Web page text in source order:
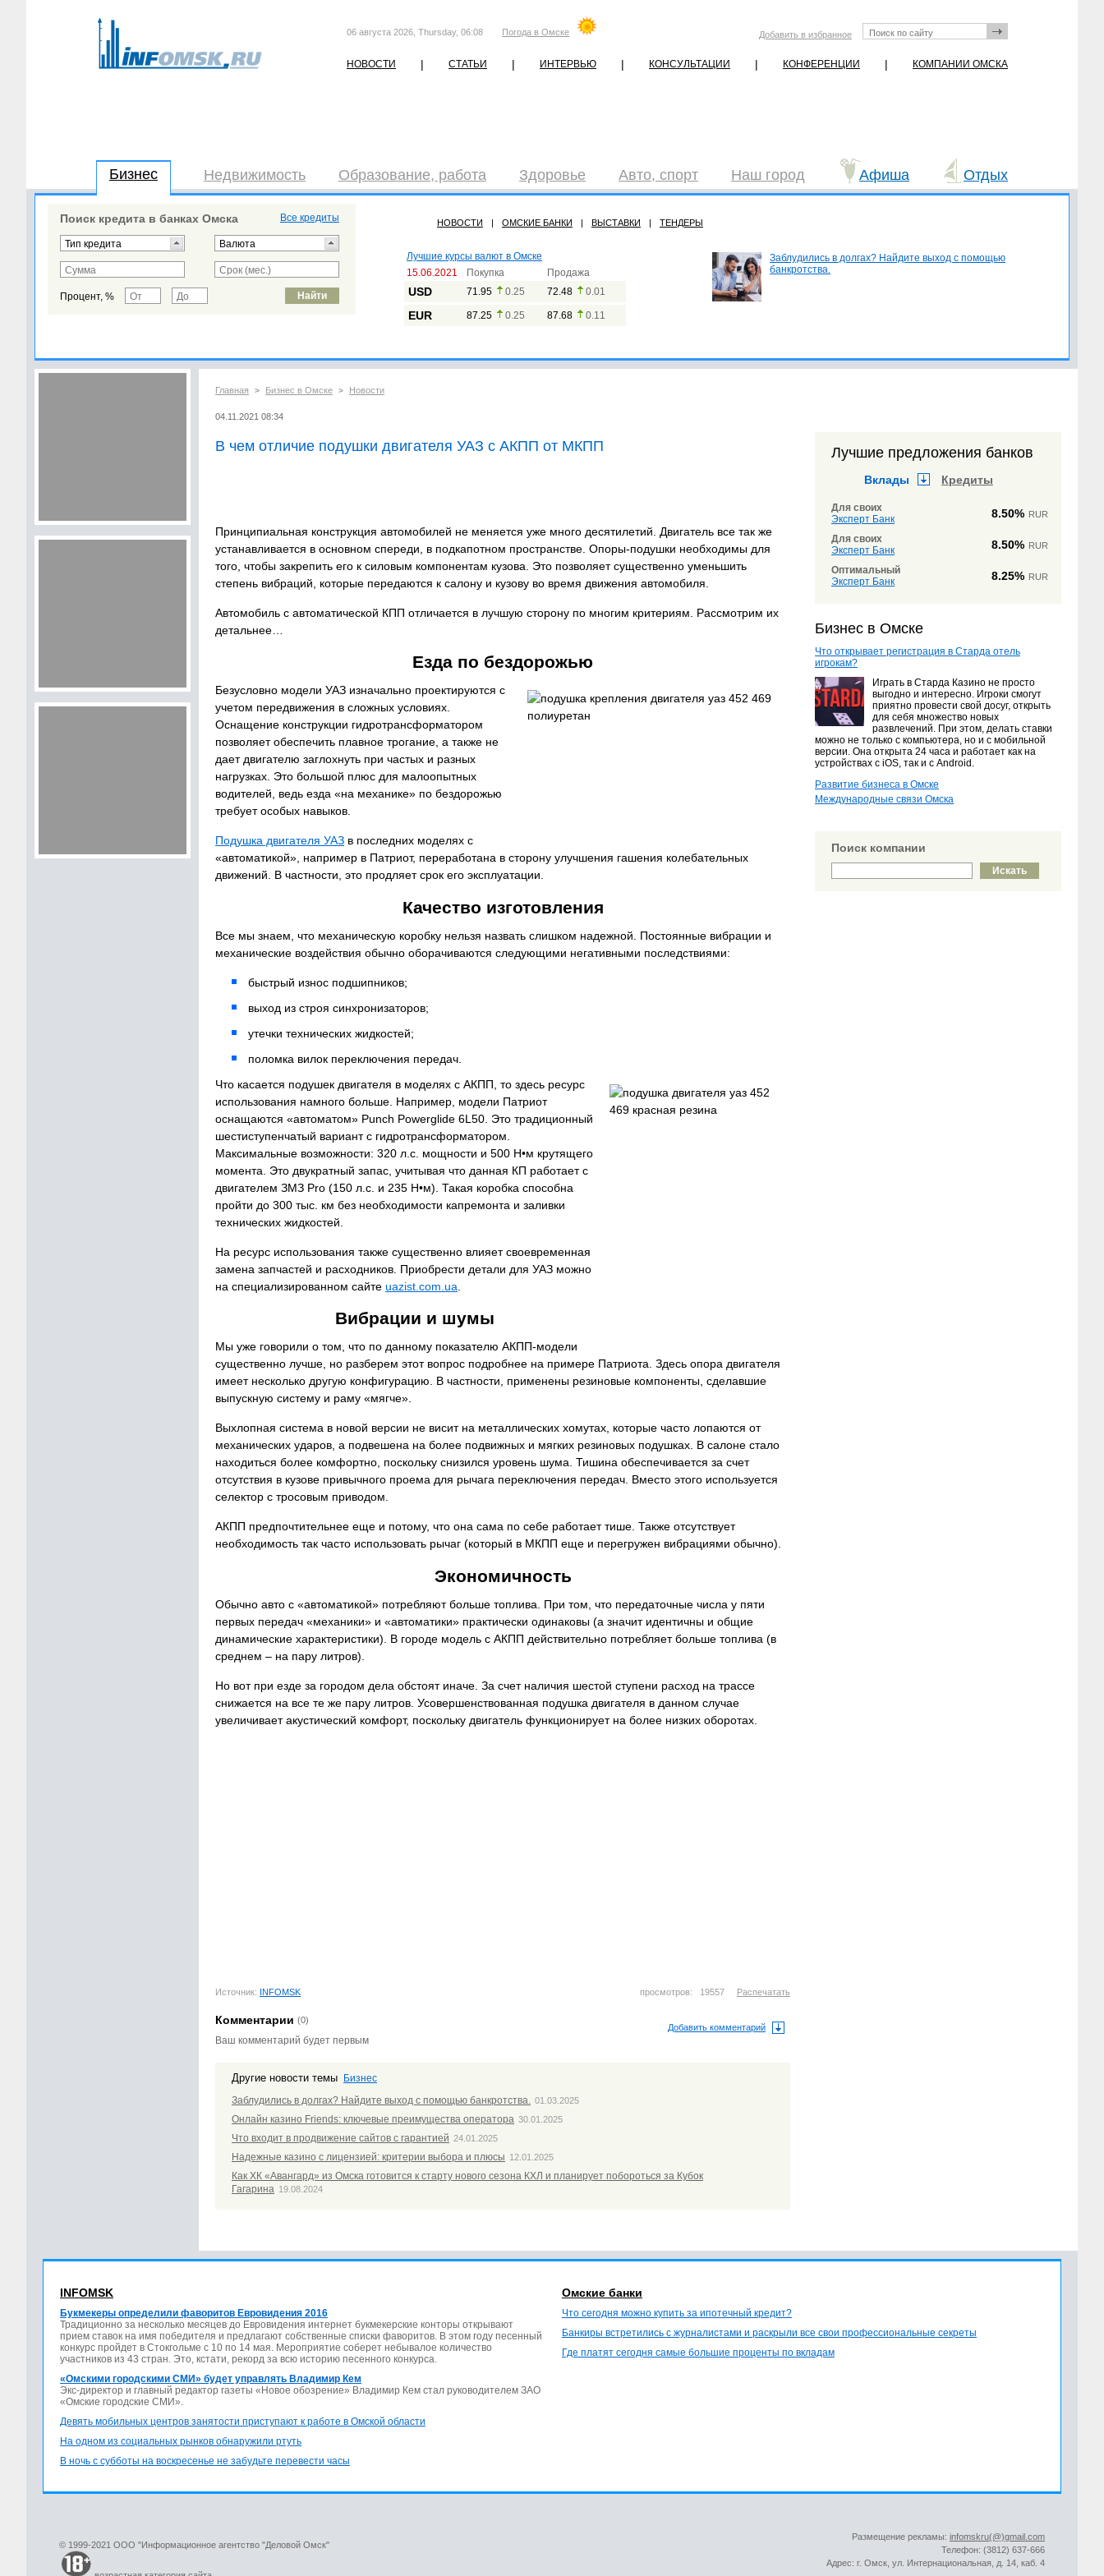
06 августа 2026, Thursday, 06:08 Погода в Омске Добавить в избранное
НОВОСТИ | СТАТЬИ | ИНТЕРВЬЮ | КОНСУЛЬТАЦИИ | КОНФЕРЕНЦИИ | КОМПАНИИ ОМСКА
Бизнес Недвижимость Образование, работа Здоровье Авто, спорт Наш город Афиша Отдых
Поиск кредита в банках Омска Все кредиты
Процент, %
НОВОСТИ | ОМСКИЕ БАНКИ | ВЫСТАВКИ | ТЕНДЕРЫ
Лучшие курсы валют в Омске
15.06.2021
Покупка Продажа
USD 71.95 0.25 72.48 0.01
EUR 87.25 0.25 87.68 0.11
Заблудились в долгах? Найдите выход с помощью
банкротства.
Главная > Бизнес в Омске > Новости
04.11.2021 08:34
В чем отличие подушки двигателя УАЗ с АКПП от МКПП
Принципиальная конструкция автомобилей не меняется уже много десятилетий. Двигатель все так же
устанавливается в основном спереди, в подкапотном пространстве. Опоры-подушки необходимы для
того, чтобы закрепить его к силовым компонентам кузова. Это позволяет существенно уменьшить
степень вибраций, которые передаются к салону и кузову во время движения автомобиля.
Автомобиль с автоматической КПП отличается в лучшую сторону по многим критериям. Рассмотрим их
детальнее…
Езда по бездорожью
Безусловно модели УАЗ изначально проектируются с
учетом передвижения в сложных условиях.
Оснащение конструкции гидротрансформатором
позволяет обеспечить плавное трогание, а также не
дает двигателю заглохнуть при частых и разных
нагрузках. Это большой плюс для малоопытных
водителей, ведь езда «на механике» по бездорожью
требует особых навыков.
Подушка двигателя УАЗ в последних моделях с
«автоматикой», например в Патриот, переработана в сторону улучшения гашения колебательных
движений. В частности, это продляет срок его эксплуатации.
Качество изготовления
Все мы знаем, что механическую коробку нельзя назвать слишком надежной. Постоянные вибрации и
механические воздействия обычно оборачиваются следующими негативными последствиями:
быстрый износ подшипников;
выход из строя синхронизаторов;
утечки технических жидкостей;
поломка вилок переключения передач.
Что касается подушек двигателя в моделях с АКПП, то здесь ресурс
использования намного больше. Например, модели Патриот
оснащаются «автоматом» Punch Powerglide 6L50. Это традиционный
шестиступенчатый вариант с гидротрансформатором.
Максимальные возможности: 320 л.с. мощности и 500 Н•м крутящего
момента. Это двукратный запас, учитывая что данная КП работает с
двигателем ЗМЗ Pro (150 л.с. и 235 Н•м). Такая коробка способна
пройти до 300 тыс. км без необходимости капремонта и заливки
технических жидкостей.
На ресурс использования также существенно влияет своевременная
замена запчастей и расходников. Приобрести детали для УАЗ можно
на специализированном сайте uazist.com.ua
Вибрации и шумы
Мы уже говорили о том, что по данному показателю АКПП-модели
существенно лучше, но разберем этот вопрос подробнее на примере Патриота. Здесь опора двигателя
имеет несколько другую конфигурацию. В частности, применены резиновые компоненты, сделавшие
выпускную систему и раму «мягче».
Выхлопная система в новой версии не висит на металлических хомутах, которые часто лопаются от
механических ударов, а подвешена на более подвижных и мягких резиновых подушках. В салоне стало
находиться более комфортно, поскольку снизился уровень шума. Тишина обеспечивается за счет
отсутствия в кузове привычного проема для рычага переключения передач. Вместо этого используется
селектор с тросовым приводом.
АКПП предпочтительнее еще и потому, что она сама по себе работает тише. Также отсутствует
необходимость так часто использовать рычаг (который в МКПП еще и перегружен вибрациями обычно).
Экономичность
Обычно авто с «автоматикой» потребляют больше топлива. При том, что передаточные числа у пяти
первых передач «механики» и «автоматики» практически одинаковы (а значит идентичны и общие
динамические характеристики). В городе модель с АКПП действительно потребляет больше топлива (в
среднем – на пару литров).
Но вот при езде за городом дела обстоят иначе. За счет наличия шестой ступени расход на трассе
снижается на все те же пару литров. Усовершенствованная подушка двигателя в данном случае
увеличивает акустический комфорт, поскольку двигатель функционирует на более низких оборотах.
просмотров: 19557 Распечатать
Источник: INFOMSK
Добавить комментарий
Комментарии (0)
Ваш комментарий будет первым
Другие новости темы
Бизнес
Заблудились в долгах? Найдите выход с помощью банкротства. 01.03.2025
Онлайн казино Friends: ключевые преимущества оператора 30.01.2025
Что входит в продвижение сайтов с гарантией 24.01.2025
Надежные казино с лицензией: критерии выбора и плюсы 12.01.2025
Как ХК «Авангард» из Омска готовится к старту нового сезона КХЛ и планирует побороться за Кубок
Гагарина 19.08.2024
Лучшие предложения банков
Вклады Кредиты
Для своих
Эксперт Банк
8.50% RUR
Для своих
Эксперт Банк
8.50% RUR
Оптимальный
Эксперт Банк
8.25% RUR
Бизнес в Омске
Что открывает регистрация в Старда отель
игрокам?
Играть в Старда Казино не просто
выгодно и интересно. Игроки смогут
приятно провести свой досуг, открыть
для себя множество новых
развлечений. При этом, делать ставки
можно не только с компьютера, но и с мобильной
версии. Она открыта 24 часа и работает как на
устройствах с iOS, так и с Android.
Развитие бизнеса в Омске
Международные связи Омска
Поиск компании
INFOMSK
Букмекеры определили фаворитов Евровидения 2016
Традиционно за несколько месяцев до Евровидения интернет букмекерские конторы открывают
прием ставок на имя победителя и предлагают собственные списки фаворитов. В этом году песенный
конкурс пройдет в Стокгольме с 10 по 14 мая. Мероприятие соберет небывалое количество
участников из 43 стран. Это, кстати, рекорд за всю историю песенного конкурса.
«Омскими городскими СМИ» будет управлять Владимир Кем
Экс-директор и главный редактор газеты «Новое обозрение» Владимир Кем стал руководителем ЗАО
«Омские городские СМИ».
Девять мобильных центров занятости приступают к работе в Омской области
На одном из социальных рынков обнаружили ртуть
В ночь с субботы на воскресенье не забудьте перевести часы
Омские банки
Что сегодня можно купить за ипотечный кредит?
Банкиры встретились с журналистами и раскрыли все свои профессиональные секреты
Где платят сегодня самые большие проценты по вкладам
© 1999-2021 ООО "Информационное агентство "Деловой Омск"
Размещение рекламы: infomskru(@)gmail.com
Телефон: (3812) 637-666
Адрес: г. Омск, ул. Интернациональная, д. 14, каб. 4